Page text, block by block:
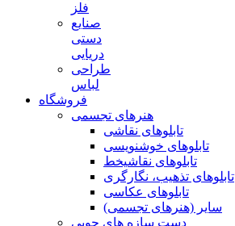
فلز
صنایع
دستی
دریایی
طراحی
لباس
فروشگاه
هنرهای تجسمی
تابلوهای نقاشی
تابلوهای خوشنویسی
تابلوهای نقاشیخط
تابلوهای تذهیب، نگارگری
تابلوهای عکاسی
سایر (هنرهای تجسمی)
دست سازه های چوبی